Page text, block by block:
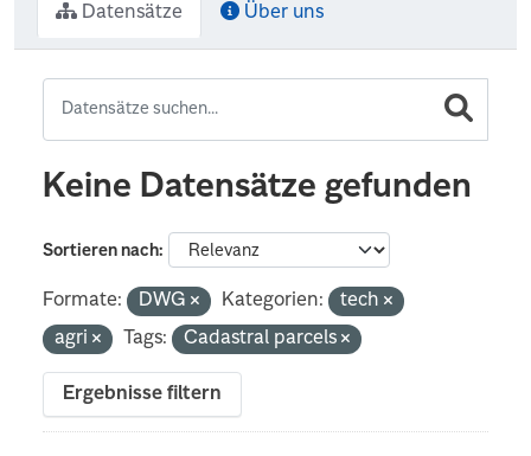
Datensätze Über uns
Keine Datensätze gefunden
Sortieren nach
Formate: DWG Kategorien:
tech
agri
Tags: Cadastral parcels
Ergebnisse filtern